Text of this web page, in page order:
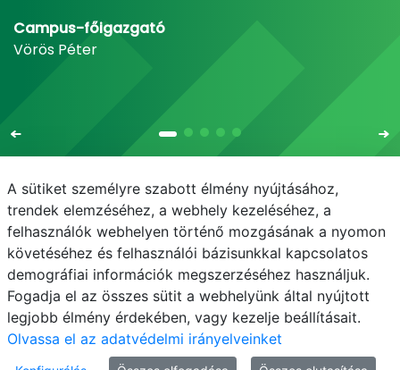
Campus-főigazgató
Vörös Péter
E-mail Telefonkönyv NEPTUN
E-learning
Adatvédelem
A sütiket személyre szabott élmény nyújtásához,
trendek elemzéséhez, a webhely kezeléséhez, a
felhasználók webhelyen történő mozgásának a nyomon
követéséhez és felhasználói bázisunkkal kapcsolatos
demográfiai információk megszerzéséhez használjuk.
Fogadja el az összes sütit a webhelyünk által nyújtott
legjobb élmény érdekében, vagy kezelje beállításait.
Olvassa el az adatvédelmi irányelveinket